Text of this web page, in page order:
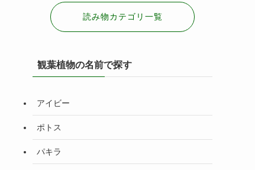
読み物カテゴリ一覧
観葉植物の名前で探す
アイビー
ポトス
パキラ